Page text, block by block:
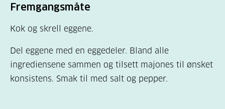
Fremgangsmåte
Kok og skrell eggene.
Del eggene med en eggedeler. Bland alle
ingrediensene sammen og tilsett majones til ønsket
konsistens. Smak til med salt og pepper.